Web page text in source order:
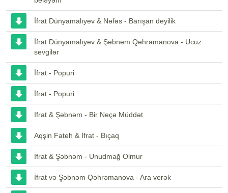
İfrat Dünyamalıyev & Nəfəs - Barışan deyilik
İfrat Dünyamalıyev & Şəbnəm Qəhramanova - Ucuz
sevgilər
İfrat - Popuri
İfrat - Popuri
Ifrat & Şəbnəm - Bir Neçə Müddət
Aqşin Fateh & İfrat - Bıçaq
İfrat & Şəbnəm - Unudmağ Olmur
İfrat və Şəbnəm Qəhrəmanova - Ara verək